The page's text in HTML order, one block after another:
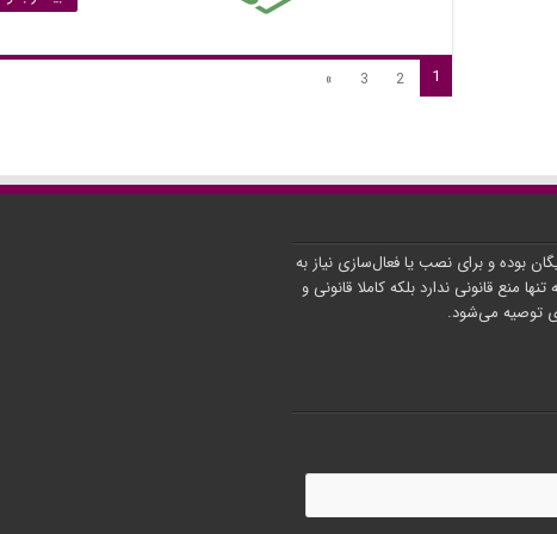
1
2
3
»
بوده و برای نصب یا فعال‌سازی نیاز به
منع قانونی ندارد بلکه کاملا قانونی و
توصیه می‌شود.